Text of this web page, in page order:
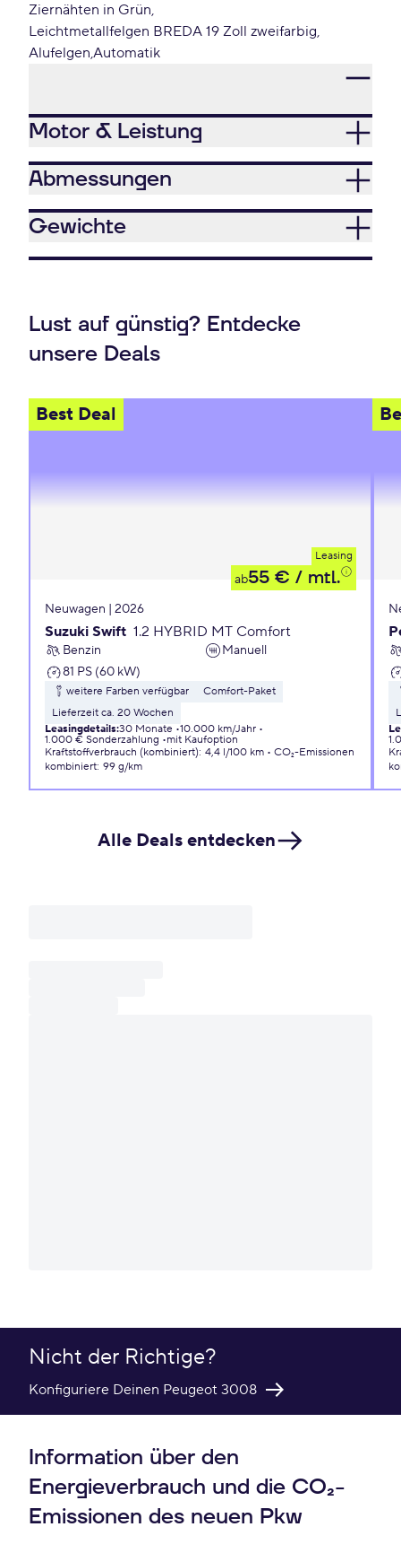
Ziernähten in Grün
Leichtmetallfelgen BREDA 19 Zoll zweifarbig
Alufelgen Automatik
Motor & Leistung
Abmessungen
Gewichte
Lust auf günstig? Entdecke
unsere Deals
Best Deal
Leasing
ab55 € / mtl.
Neuwagen | 2026
Suzuki Swift 1.2 HYBRID MT Comfort
Benzin
Manuell
81 PS (60 kW)
weitere Farben verfügbar
Comfort-Paket
Lieferzeit ca. 20 Wochen
Leasingdetails:30 Monate 10.000 km/Jahr
1.000 € Sonderzahlung
mit Kaufoption
Kraftstoffverbrauch (kombiniert): 4,4 l/100 km
CO₂-Emissionen
kombiniert: 99 g/km
Alle Deals entdecken
Nicht der Richtige?
Konfiguriere Deinen Peugeot 3008
Information über den
Energieverbrauch und die CO₂-
Emissionen des neuen Pkw